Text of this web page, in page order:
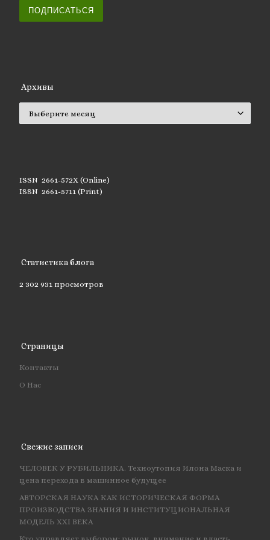
ПОДПИСАТЬСЯ
Архивы
ISSN 2661-572X (Online)
ISSN 2661-5711 (Print)
Статистика блога
2 302 931 просмотров
Страницы
Контакты
О Нас
Свежие записи
ЧЕЛОВЕК У РУБИЛЬНИКА. Техноутопия Илона Маска и
цена перехода в машинное будущее
АВТОРСКАЯ НАУКА КАК ИСТОРИЧЕСКАЯ ФОРМА
ПРОИЗВОДСТВА ЗНАНИЯ И ИНСТИТУЦИОНАЛЬНАЯ
МОДЕЛЬ XXI ВЕКА